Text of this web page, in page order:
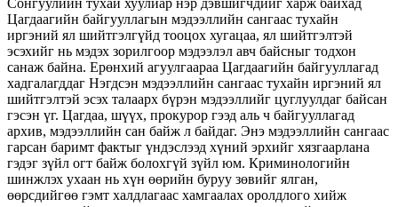
Цагдаагийн байгууллагын мэдээллийн сангаас тухайн
иргэний ял шийтгэлгүйд тооцох хугацаа, ял шийтгэлтэй
эсэхийг нь мэдэх зорилгоор мэдээлэл авч байсныг тодхон
санаж байна. Ерөнхий агуулгаараа Цагдаагийн байгууллагад
хадгалагддаг Нэгдсэн мэдээллийн сангаас тухайн иргэний ял
шийтгэлтэй эсэх талаарх бүрэн мэдээллийг цуглуулдаг байсан
гэсэн үг. Цагдаа, шүүх, прокурор гээд аль ч байгууллагад
архив, мэдээллийн сан байж л байдаг. Энэ мэдээллийн сангаас
гарсан баримт фактыг үндэслээд хүний эрхийг хязгаарлана
гэдэг зүйл огт байж болохгүй зүйл юм. Криминологийн
шинжлэх ухаан нь хүн өөрийн буруу зөвийг ялган,
өөрсдийгөө гэмт халдлагаас хамгаалах оролдлого хийж